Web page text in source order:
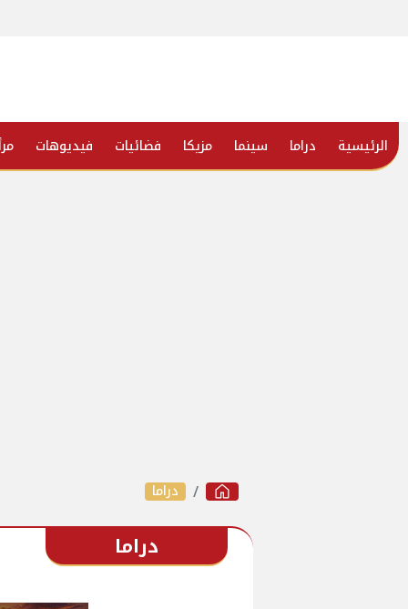
الرئيسية دراما سينما مزيكا فضائيات فيديوهات
دراما
دراما